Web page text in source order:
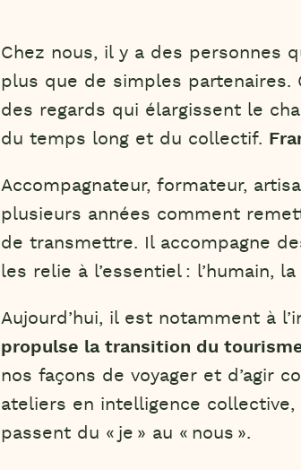
Chez nous, il y a des personnes
plus que de simples partenaires.
des regards qui élargissent le
du temps long et du collectif.
Accompagnateur, formateur,
plusieurs années comment
de transmettre. Il accompagne
les relie à l’essentiel : l’humain,
Aujourd’hui, il est notamment à
propulse la transition du
nos façons de voyager et d’agir
ateliers en intelligence
passent du « je » au « nous ».